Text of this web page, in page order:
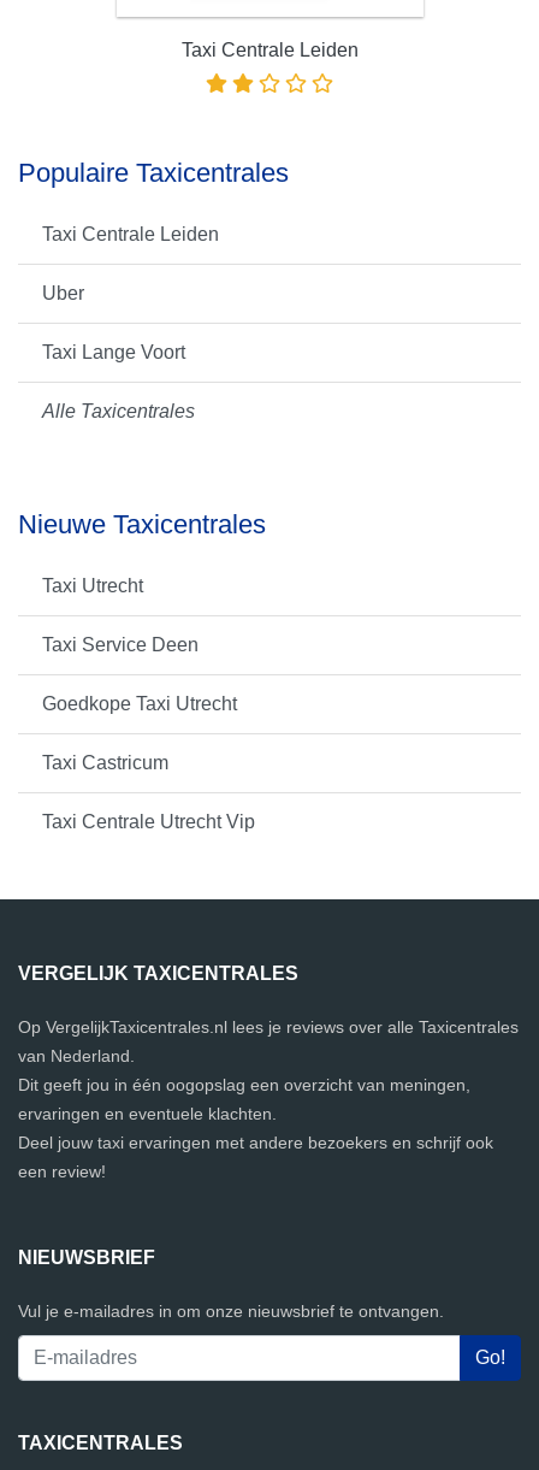
Taxi Centrale Leiden
Populaire Taxicentrales
Taxi Centrale Leiden
Uber
Taxi Lange Voort
Alle Taxicentrales
Nieuwe Taxicentrales
Taxi Utrecht
Taxi Service Deen
Goedkope Taxi Utrecht
Taxi Castricum
Taxi Centrale Utrecht Vip
VERGELIJK TAXICENTRALES
Op VergelijkTaxicentrales.nl lees je reviews over alle Taxicentrales
van Nederland.
Dit geeft jou in één oogopslag een overzicht van meningen,
ervaringen en eventuele klachten.
Deel jouw taxi ervaringen met andere bezoekers en schrijf ook
een review!
NIEUWSBRIEF
Vul je e-mailadres in om onze nieuwsbrief te ontvangen.
TAXICENTRALES